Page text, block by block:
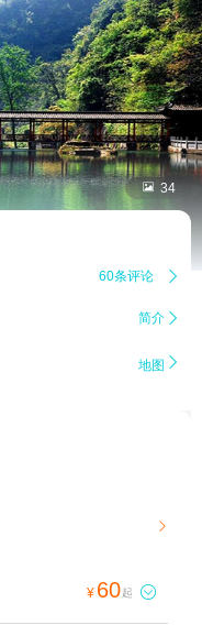
 34
60条评论 
简介 
地图 

¥ 60起 